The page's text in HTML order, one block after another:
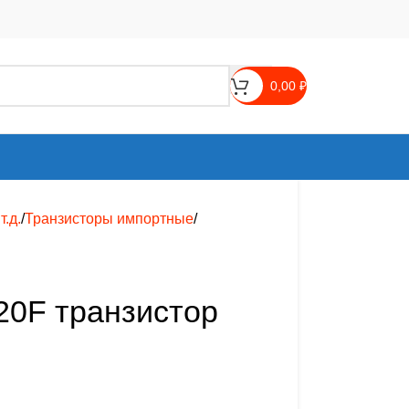
0,00 ₽
Транзисторы импортные
транзистор